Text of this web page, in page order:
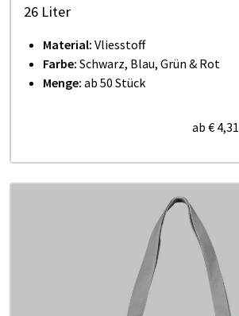
26 Liter
Material: Vliesstoff
Farbe: Schwarz, Blau, Grün & Rot
Menge: ab 50 Stück
ab € 4,31